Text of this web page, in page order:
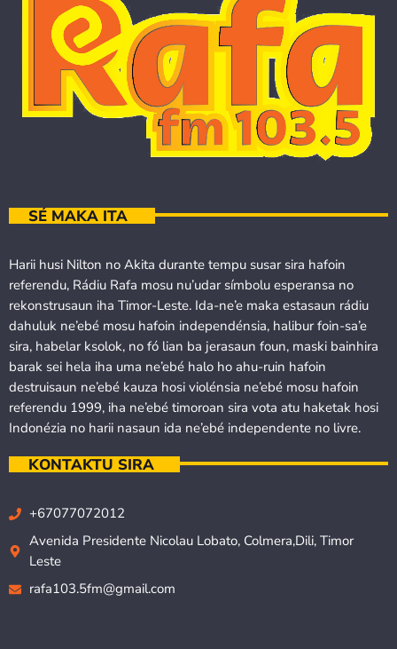
SÉ MAKA ITA
Harii husi Nilton no Akita durante tempu susar sira hafoin
referendu, Rádiu Rafa mosu nu’udar símbolu esperansa no
rekonstrusaun iha Timor-Leste. Ida-ne’e maka estasaun rádiu
dahuluk ne’ebé mosu hafoin independénsia, halibur foin-sa’e
sira, habelar ksolok, no fó lian ba jerasaun foun, maski bainhira
barak sei hela iha uma ne’ebé halo ho ahu-ruin hafoin
destruisaun ne’ebé kauza hosi violénsia ne’ebé mosu hafoin
referendu 1999, iha ne’ebé timoroan sira vota atu haketak hosi
Indonézia no harii nasaun ida ne’ebé independente no livre.
KONTAKTU SIRA
+67077072012
Avenida Presidente Nicolau Lobato, Colmera,Dili, Timor
Leste
rafa103.5fm@gmail.com